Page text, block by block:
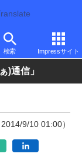
検索 Impressサイト
)通信」
2014/9/10 01:00）